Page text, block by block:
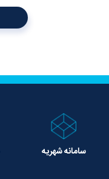
سامانه شهریه